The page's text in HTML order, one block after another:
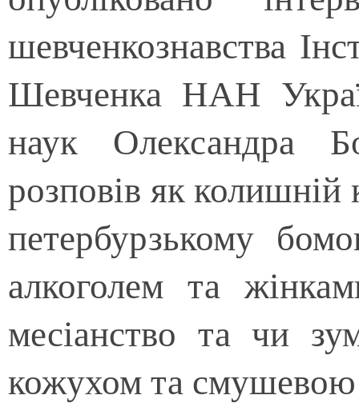
шевченкознавства
Шевченка НАН
наук Олександра
розповів як колишній
петербурзькому
алкоголем та
месіанство та чи
кожухом та